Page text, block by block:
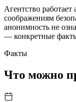
Агентство
соображениям
анонимность не
— конкретные
Факты
Что можно